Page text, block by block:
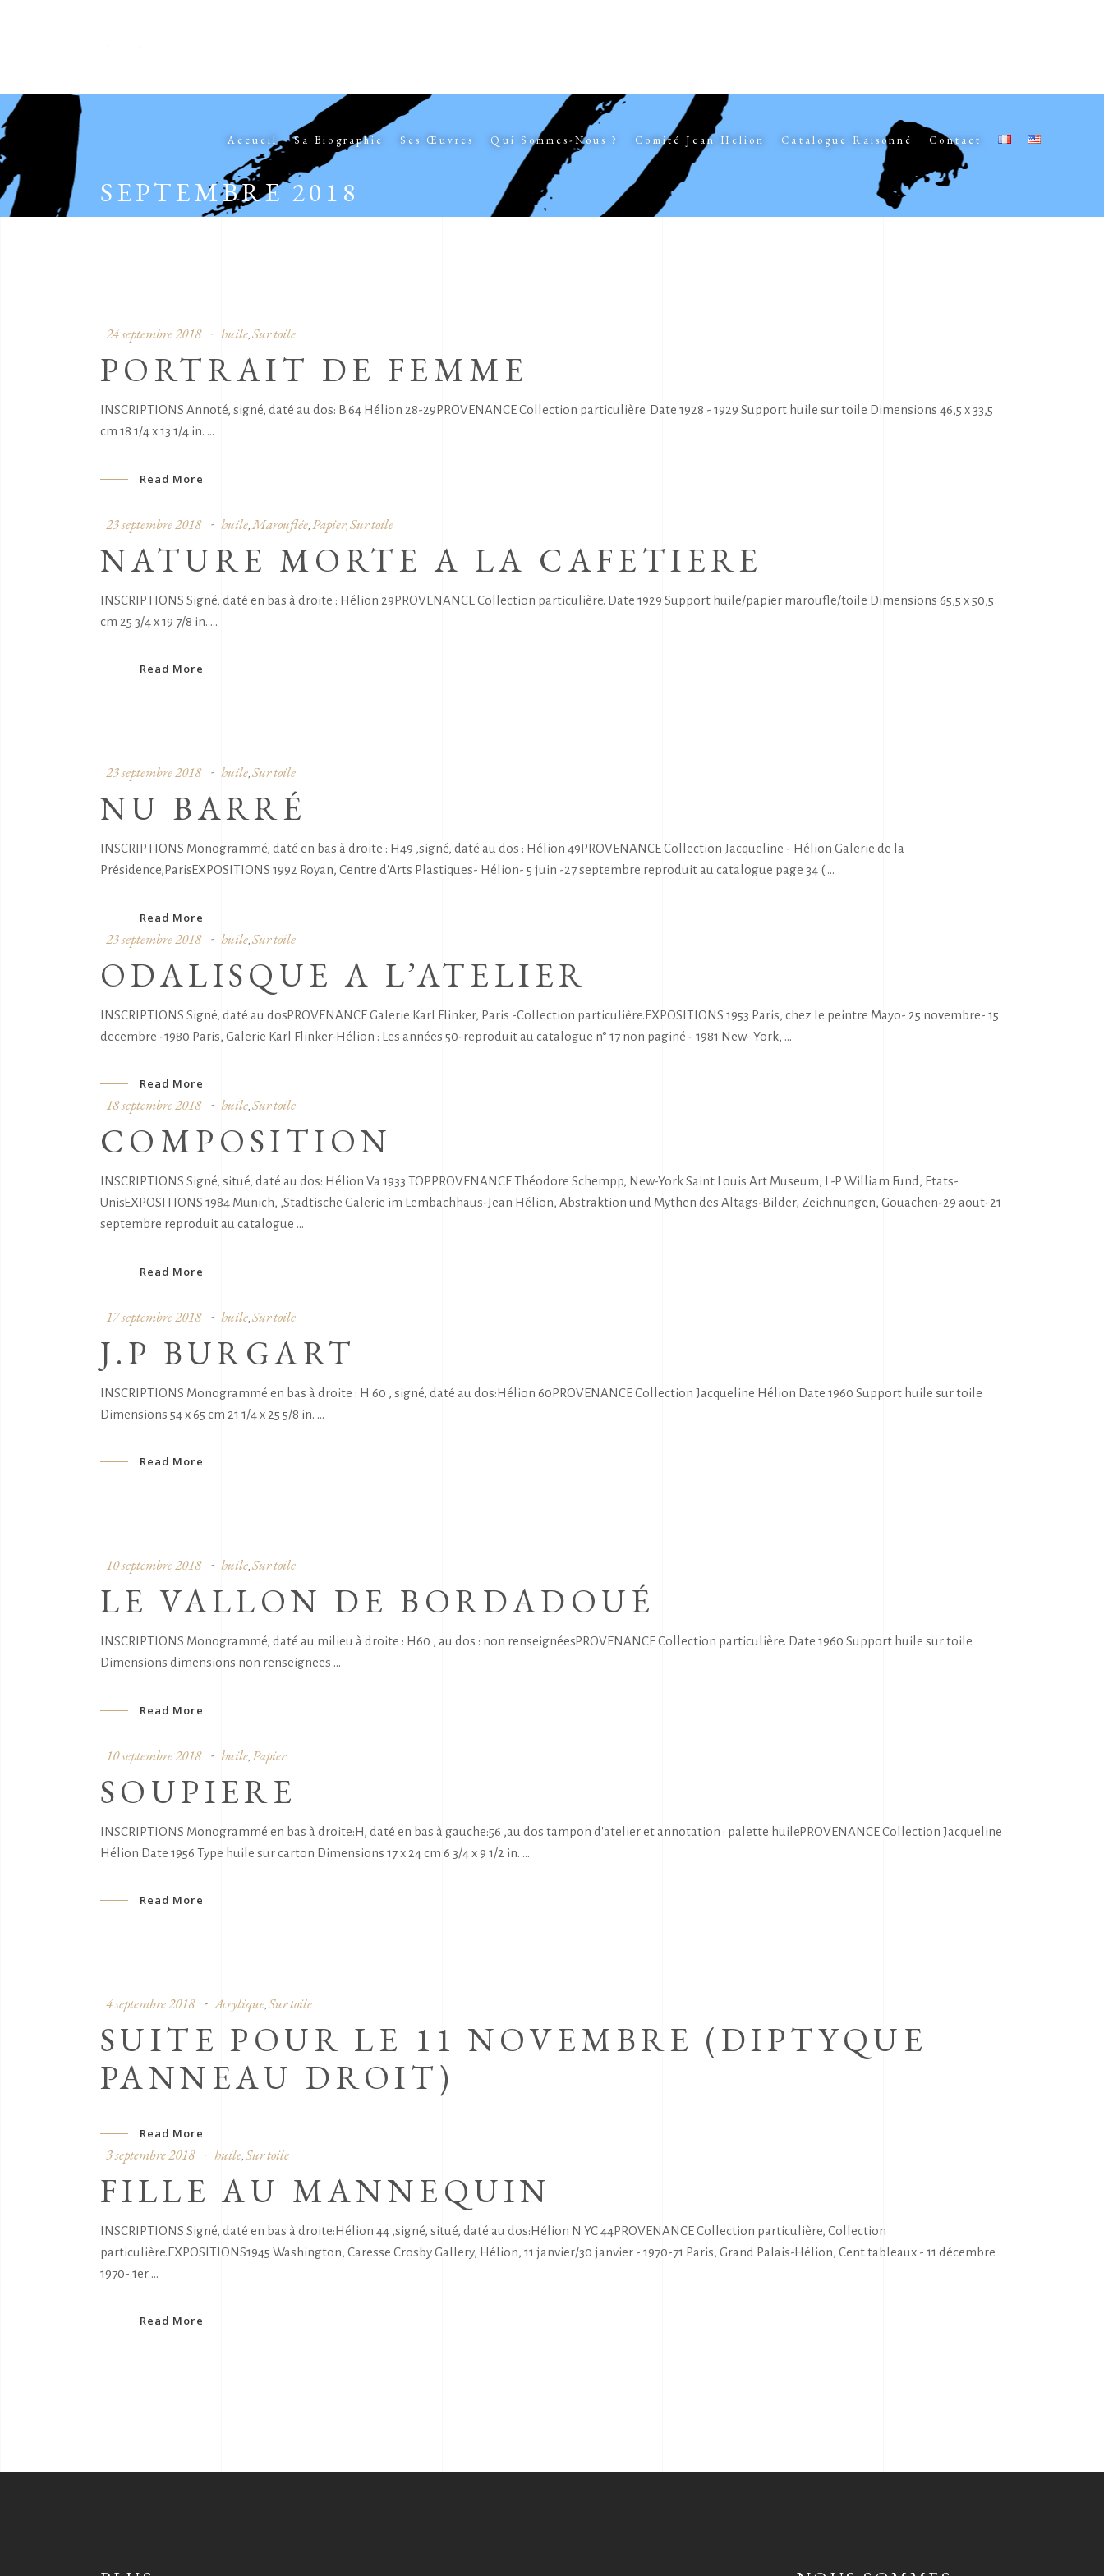
Accueil Sa Biographie Ses Œuvres Qui Sommes-Nous ? Comité Jean Helion Catalogue Raisonné Contact
SEPTEMBRE 2018
24 septembre 2018 huile, Sur toile
PORTRAIT DE FEMME
INSCRIPTIONS Annoté, signé, daté au dos: B.64 Hélion 28-29PROVENANCE Collection particulière. Date 1928 - 1929 Support huile sur toile Dimensions 46,5 x 33,5
cm 18 1/4 x 13 1/4 in.
Read More
23 septembre 2018 huile Marouflée Papier, Sur toile
NATURE MORTE A LA CAFETIERE
INSCRIPTIONS Signé, daté en bas à droite : Hélion 29PROVENANCE Collection particulière. Date 1929 Support huile/papier maroufle/toile Dimensions 65,5 x 50,5
cm 25 3/4 x 19 7/8 in.
Read More
23 septembre 2018 huile, Sur toile
NU BARRÉ
INSCRIPTIONS Monogrammé, daté en bas à droite : H49 ,signé, daté au dos : Hélion 49PROVENANCE Collection Jacqueline - Hélion Galerie de la
Présidence,ParisEXPOSITIONS 1992 Royan, Centre d'Arts Plastiques- Hélion- 5 juin -27 septembre reproduit au catalogue page 34 (
Read More
23 septembre 2018 huile Sur toile
ODALISQUE A L’ATELIER
INSCRIPTIONS Signé, daté au dosPROVENANCE Galerie Karl Flinker, Paris -Collection particulière.EXPOSITIONS 1953 Paris, chez le peintre Mayo- 25 novembre- 15
decembre -1980 Paris, Galerie Karl Flinker-Hélion : Les années 50-reproduit au catalogue n° 17 non paginé - 1981 New- York,
Read More
18 septembre 2018 huile, Sur toile
COMPOSITION
INSCRIPTIONS Signé, situé, daté au dos: Hélion Va 1933 TOPPROVENANCE Théodore Schempp, New-York Saint Louis Art Museum, L-P William Fund, Etats-
UnisEXPOSITIONS 1984 Munich, ,Stadtische Galerie im Lembachhaus-Jean Hélion, Abstraktion und Mythen des Altags-Bilder, Zeichnungen, Gouachen-29 aout-21
septembre reproduit au catalogue
Read More
17 septembre 2018 huile Sur toile
J.P BURGART
INSCRIPTIONS Monogrammé en bas à droite : H 60 , signé, daté au dos:Hélion 60PROVENANCE Collection Jacqueline Hélion Date 1960 Support huile sur toile
Dimensions 54 x 65 cm 21 1/4 x 25 5/8 in.
Read More
10 septembre 2018 huile, Sur toile
LE VALLON DE BORDADOUÉ
INSCRIPTIONS Monogrammé, daté au milieu à droite : H60 , au dos : non renseignéesPROVENANCE Collection particulière. Date 1960 Support huile sur toile
Dimensions dimensions non renseignees
Read More
10 septembre 2018 huile, Papier
SOUPIERE
INSCRIPTIONS Monogrammé en bas à droite:H, daté en bas à gauche:56 ,au dos tampon d'atelier et annotation : palette huilePROVENANCE Collection Jacqueline
Hélion Date 1956 Type huile sur carton Dimensions 17 x 24 cm 6 3/4 x 9 1/2 in.
Read More
4 septembre 2018 Acrylique, Sur toile
SUITE POUR LE 11 NOVEMBRE (DIPTYQUE
PANNEAU DROIT)
Read More
3 septembre 2018 huile, Sur toile
FILLE AU MANNEQUIN
INSCRIPTIONS Signé, daté en bas à droite:Hélion 44 ,signé, situé, daté au dos:Hélion N YC 44PROVENANCE Collection particulière, Collection
particulière.EXPOSITIONS1945 Washington, Caresse Crosby Gallery, Hélion, 11 janvier/30 janvier - 1970-71 Paris, Grand Palais-Hélion, Cent tableaux - 11 décembre
1970- 1er
Read More